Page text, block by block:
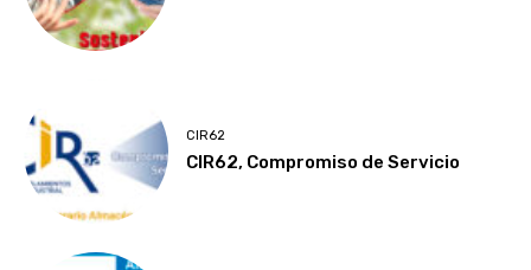
CIR62
CIR62, Compromiso de Servicio